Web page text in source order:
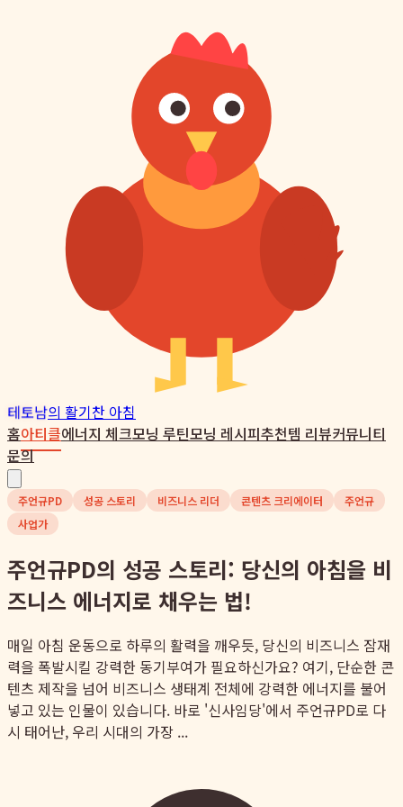
테토남의 활기찬 아침
홈아티클에너지 체크모닝 루틴모닝 레시피추천템 리뷰커뮤니티
문의
주언규PD 성공 스토리 비즈니스 리더 콘텐츠 크리에이터
주언규
사업가
주언규PD의 성공 스토리: 당신의 아침을 비
즈니스 에너지로 채우는 법!
매일 아침 운동으로 하루의 활력을 깨우듯, 당신의 비즈니스 잠재
력을 폭발시킬 강력한 동기부여가 필요하신가요? 여기, 단순한 콘
텐츠 제작을 넘어 비즈니스 생태계 전체에 강력한 에너지를 불어
넣고 있는 인물이 있습니다. 바로 '신사임당'에서 주언규PD로 다
시 태어난, 우리 시대의 가장 ...